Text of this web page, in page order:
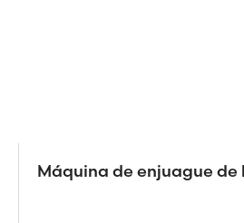
Máquina de enjuague de